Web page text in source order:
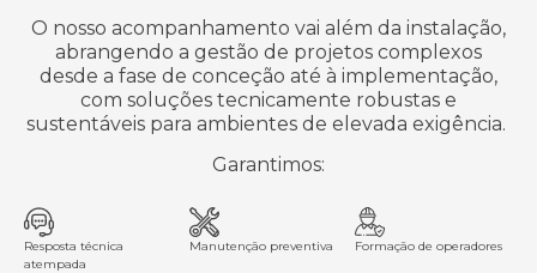
O nosso acompanhamento vai além da instalação,
abrangendo a gestão de projetos complexos
desde a fase de conceção até à implementação,
com soluções tecnicamente robustas e
sustentáveis para ambientes de elevada exigência.
Garantimos:
Resposta técnica
atempada
Manutenção preventiva Formação de operadores